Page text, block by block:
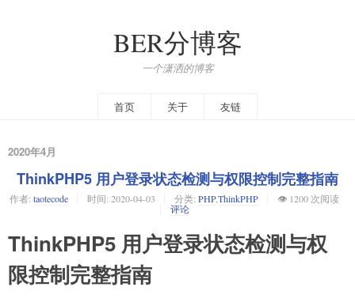
BER分博客
一个潇洒的博客
首页 关于 友链
2020年4月
ThinkPHP5 用户登录状态检测与权限控制完整指南
作者: taotecode 时间: 2020-04-03 分类: PHP,ThinkPHP
👁️ 1200 次阅读
评论
ThinkPHP5 用户登录状态检测与权
限控制完整指南